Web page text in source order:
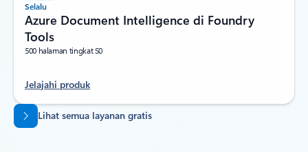
Selalu
Azure Document Intelligence di Foundry
Tools
500 halaman tingkat S0
Jelajahi produk
Kembali ke tab
Lihat semua layanan gratis